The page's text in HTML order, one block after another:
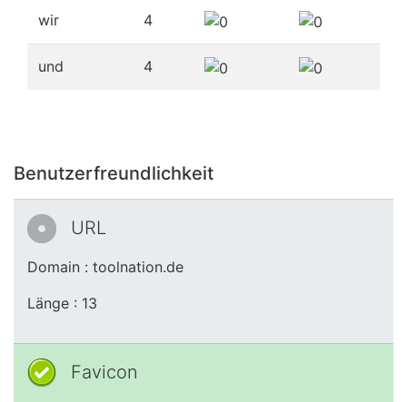
wir 4
und 4
Benutzerfreundlichkeit
URL
Domain : toolnation.de
Länge : 13
Favicon